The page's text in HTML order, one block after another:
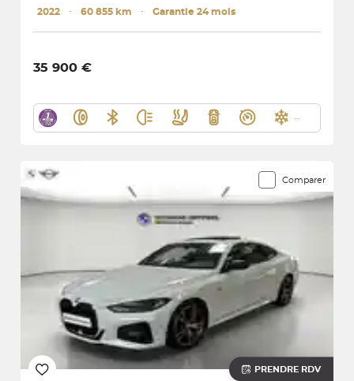
2022 ･ 60 855 km ･ Garantie 24 mois
35 900 €
Comparer
PRENDRE RDV